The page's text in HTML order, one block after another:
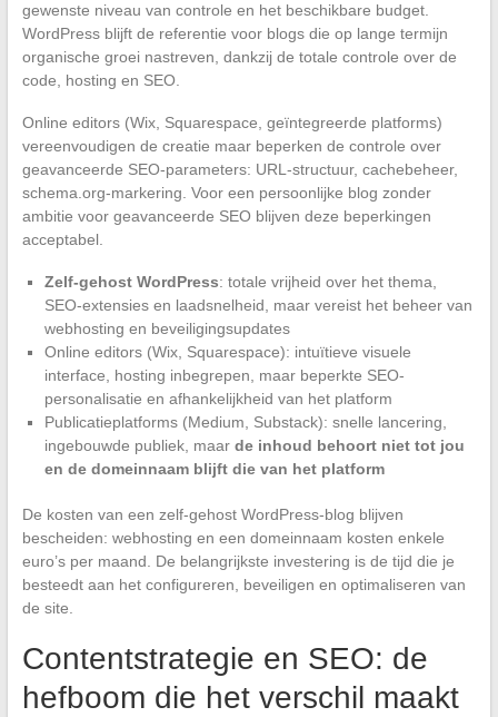
gewenste niveau van controle en het beschikbare budget.
WordPress blijft de referentie voor blogs die op lange termijn
organische groei nastreven, dankzij de totale controle over de
code, hosting en SEO.
Online editors (Wix, Squarespace, geïntegreerde platforms)
vereenvoudigen de creatie maar beperken de controle over
geavanceerde SEO-parameters: URL-structuur, cachebeheer,
schema.org-markering. Voor een persoonlijke blog zonder
ambitie voor geavanceerde SEO blijven deze beperkingen
acceptabel.
Zelf-gehost WordPress: totale vrijheid over het thema,
SEO-extensies en laadsnelheid, maar vereist het beheer van
webhosting en beveiligingsupdates
Online editors (Wix, Squarespace): intuïtieve visuele
interface, hosting inbegrepen, maar beperkte SEO-
personalisatie en afhankelijkheid van het platform
Publicatieplatforms (Medium, Substack): snelle lancering,
ingebouwde publiek, maar de inhoud behoort niet tot jou
en de domeinnaam blijft die van het platform
De kosten van een zelf-gehost WordPress-blog blijven
bescheiden: webhosting en een domeinnaam kosten enkele
euro’s per maand. De belangrijkste investering is de tijd die je
besteedt aan het configureren, beveiligen en optimaliseren van
de site.
Contentstrategie en SEO: de
hefboom die het verschil maakt